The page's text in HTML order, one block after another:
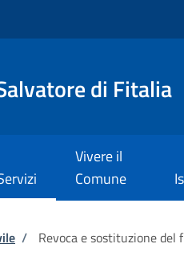
di Fitalia
Vivere il
Comune
/ Revoca e sostituzione